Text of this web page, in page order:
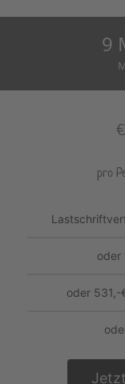
9
€
pro
oder
oder 531,-